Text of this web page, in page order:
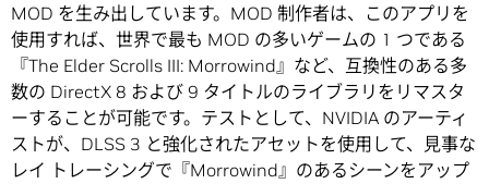
MOD を生み出しています。MOD 制作者は、このアプリを
使用すれば、世界で最も MOD の多いゲームの 1 つである
『The Elder Scrolls III: Morrowind』など、互換性のある多
数の DirectX 8 および 9 タイトルのライブラリをリマスタ
ーすることが可能です。テストとして、NVIDIA のアーティ
ストが、DLSS 3 と強化されたアセットを使用して、見事な
レイ トレーシングで『Morrowind』のあるシーンをアップ